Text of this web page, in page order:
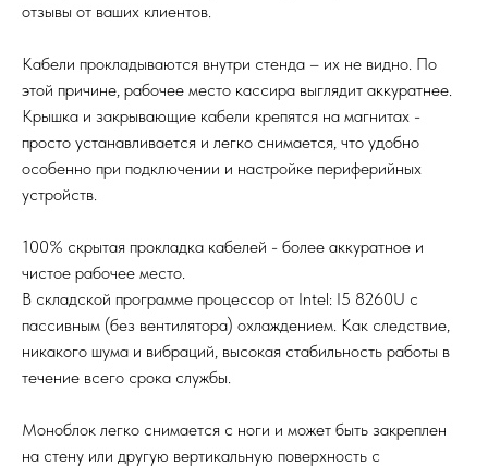
отзывы от ваших клиентов.
Кабели прокладываются внутри стенда – их не видно. По
этой причине, рабочее место кассира выглядит аккуратнее.
Крышка и закрывающие кабели крепятся на магнитах -
просто устанавливается и легко снимается, что удобно
особенно при подключении и настройке периферийных
устройств.
100% скрытая прокладка кабелей - более аккуратное и
чистое рабочее место.
В складской программе процессор от Intel: I5 8260U с
пассивным (без вентилятора) охлаждением. Как следствие,
никакого шума и вибраций, высокая стабильность работы в
течение всего срока службы.
Моноблок легко снимается с ноги и может быть закреплен
на стену или другую вертикальную поверхность с